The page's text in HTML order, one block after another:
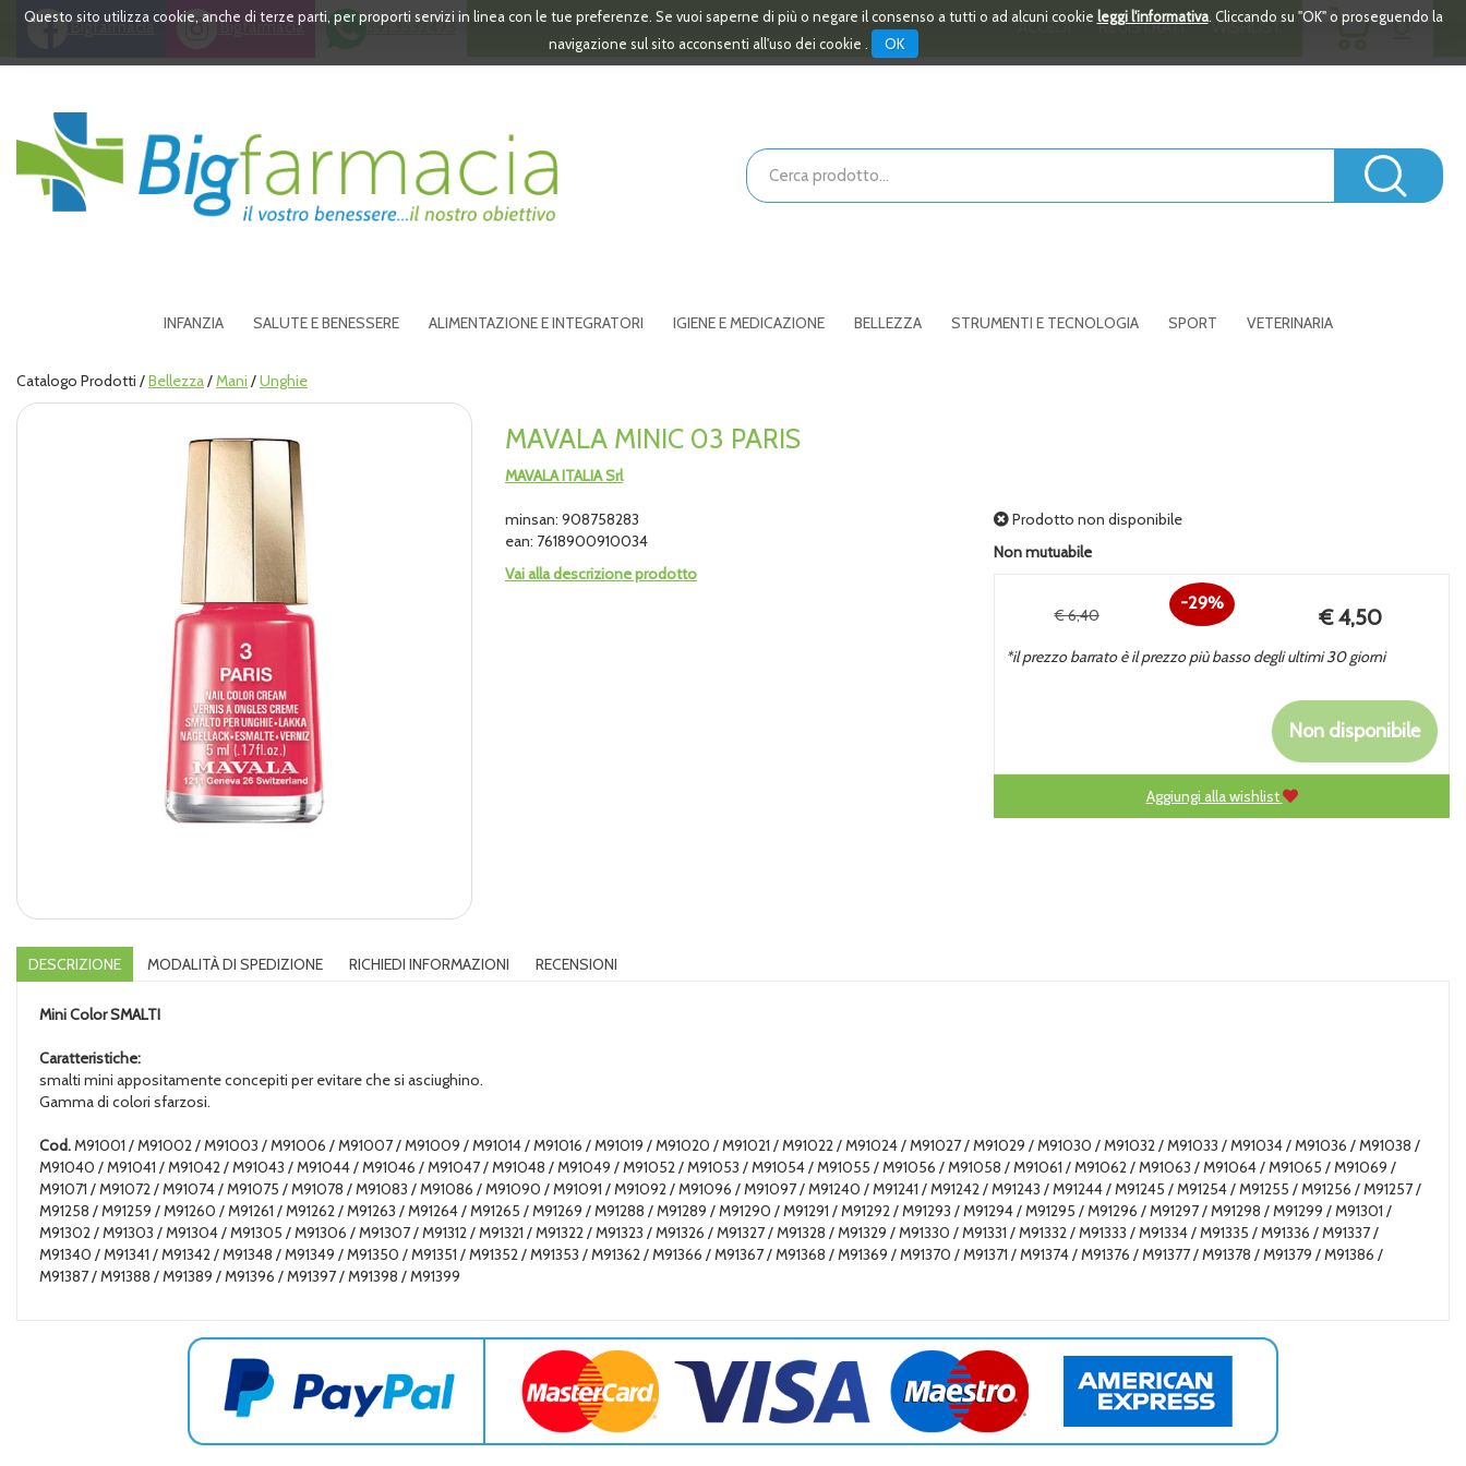
PassaQuesto sito utilizza cookie, anche di terze parti, per proporti servizi in linea con le tue preferenze. Se vuoi saperne di più o negare il consenso a tutti o ad alcuni cookie leggi l'informativa. Cliccando su "OK" o proseguendo la
navigazione sul sito acconsenti all'uso dei cookie .
OK
Bigfarmacia Bigfarmacia 391 3532473 ACCEDI REGISTRATI WISHLIST 0
ARTICOLI
Bigfarmacia
Cerca
Prodotto
INFANZIA SALUTE E BENESSERE ALIMENTAZIONE E INTEGRATORI IGIENE E MEDICAZIONE BELLEZZA STRUMENTI E TECNOLOGIA SPORT VETERINARIA
Catalogo Prodotti /Bellezza/Mani /Unghie
MAVALA MINIC 03 PARIS
MAVALA ITALIA Srl
minsan: 908758283
ean: 7618900910034
Vai alla descrizione prodotto
Prodotto non disponibile
Non mutuabile
Sconto
29%
€ 6,40
Prezzo
scontato
€ 4,50
*il prezzo barrato è il prezzo più basso degli ultimi 30 giorni
Non disponibile
Aggiungi alla wishlist
DESCRIZIONE MODALITÀ DI SPEDIZIONE RICHIEDI INFORMAZIONI RECENSIONI
Mini ColorSMALTI
Caratteristiche:
smalti mini appositamente concepiti per evitare che si asciughino.
Gamma di colori sfarzosi.
Cod.M91001 / M91002 / M91003 / M91006 / M91007 / M91009 / M91014 / M91016 / M91019 / M91020 / M91021 / M91022 / M91024 / M91027 / M91029 / M91030 / M91032 / M91033 / M91034 / M91036 / M91038 /
M91040 / M91041 / M91042 / M91043 / M91044 / M91046 / M91047 / M91048 / M91049 / M91052 / M91053 / M91054 / M91055 / M91056 / M91058 / M91061 / M91062 / M91063 / M91064 / M91065 / M91069 /
M91071 / M91072 / M91074 / M91075 / M91078 / M91083 / M91086 / M91090 / M91091 / M91092 / M91096 / M91097 / M91240 / M91241 / M91242 / M91243 / M91244 / M91245 / M91254 / M91255 / M91256 / M91257 /
M91258 / M91259 / M91260 / M91261 / M91262 / M91263 / M91264 / M91265 / M91269 / M91288 / M91289 / M91290 / M91291 / M91292 / M91293 / M91294 / M91295 / M91296 / M91297 / M91298 / M91299 / M91301 /
M91302 / M91303 / M91304 / M91305 / M91306 / M91307 / M91312 / M91321 / M91322 / M91323 / M91326 / M91327 / M91328 / M91329 / M91330 / M91331 / M91332 / M91333 / M91334 / M91335 / M91336 / M91337 /
M91340 / M91341 / M91342 / M91348 / M91349 / M91350 / M91351 / M91352 / M91353 / M91362 / M91366 / M91367 / M91368 / M91369 / M91370 / M91371 / M91374 / M91376 / M91377 / M91378 / M91379 / M91386 /
M91387 / M91388 / M91389 / M91396 / M91397 / M91398 / M91399